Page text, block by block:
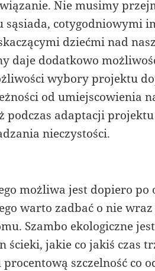
Nie musimy
sąsiada, cotygodniowymi
dziećmi nad
daje dodatkowo
wybory projektu
od umiejscowienia
podczas adaptacji
nieczystości.
możliwa jest dopiero
warto zadbać o nie wraz
Szambo ekologiczne
ścieki, jakie co jakiś czas
szczelność co